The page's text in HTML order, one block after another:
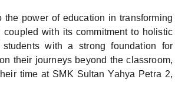
power of education in transforming
coupled with its commitment to holistic
with a strong foundation for
their journeys beyond the classroom,
time at SMK Sultan Yahya Petra 2,